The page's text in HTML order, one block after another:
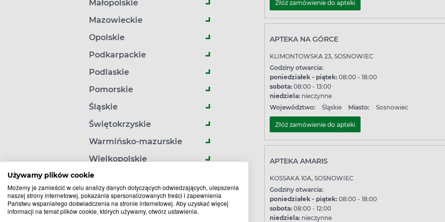
Używamy plików cookie
Możemy je zamieścić w celu analizy danych dotyczących odwiedzających, ulepszenia
naszej strony internetowej, pokazania spersonalizowanych treści i zapewnienia
Państwu wspaniałego doświadczenia na stronie internetowej. Aby uzyskać więcej
informacji na temat plików cookie, których używamy, otwórz ustawienia.
Małopolskie
Mazowieckie
Opolskie
Podkarpackie
Podlaskie
Pomorskie
Śląskie
Świętokrzyskie
Warmińsko-mazurskie
Wielkopolskie
Zachodniopomorskie
Złóż zamówienie do apteki
APTEKA NA GÓRCE
KLIMONTOWSKA 23, SOSNOWIEC
Godziny otwarcia:
poniedziałek - piątek:08:00 - 18:00
sobota:08:00 - 13:00
niedziela:nieczynne
Województwo:
Śląskie Miasto: Sosnowiec
Złóż zamówienie do apteki
APTEKA AMARIS
KOSSAKA 10A, SOSNOWIEC
Godziny otwarcia:
poniedziałek - piątek:08:00 - 18:00
sobota:08:00 - 12:00
niedziela:nieczynne